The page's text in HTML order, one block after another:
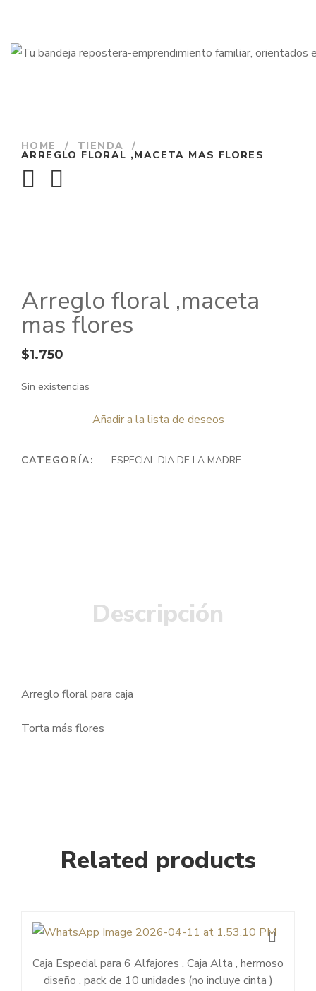
HOME / TIENDA /
ARREGLO FLORAL ,MACETA MAS FLORES
Arreglo floral ,maceta
mas flores
$1.750
Sin existencias
Añadir a la lista de deseos
CATEGORÍA: ESPECIAL DIA DE LA MADRE
Descripción
Arreglo floral para caja
Torta más flores
Related products
Caja Especial para 6 Alfajores , Caja Alta , hermoso
diseño , pack de 10 unidades (no incluye cinta )